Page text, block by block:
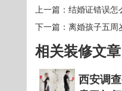
上一篇：结婚证错误怎
下一篇：离婚孩子五周
相关装修文章
西安调